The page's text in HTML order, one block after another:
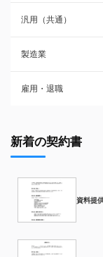
汎用（共通）
製造業
雇用・退職
新着の契約書
資料提